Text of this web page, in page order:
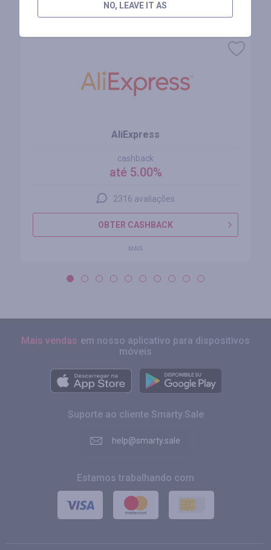
Lojas similares
AliExpress
cashback
até 5.00%
2316 avaliações
OBTER CASHBACK
MAIS
Mais vendas em nosso aplicativo para dispositivos
móveis
Suporte ao cliente Smarty.Sale
help@smarty.sale
Estamos trabalhando com
NO, LEAVE IT AS